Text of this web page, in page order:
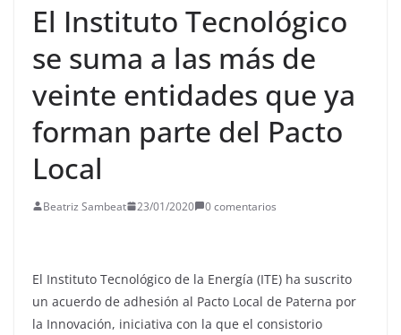
El Instituto Tecnológico
se suma a las más de
veinte entidades que ya
forman parte del Pacto
Local
Beatriz Sambeat 23/01/2020 0 comentarios
El Instituto Tecnológico de la Energía (ITE) ha suscrito
un acuerdo de adhesión al Pacto Local de Paterna por
la Innovación, iniciativa con la que el consistorio